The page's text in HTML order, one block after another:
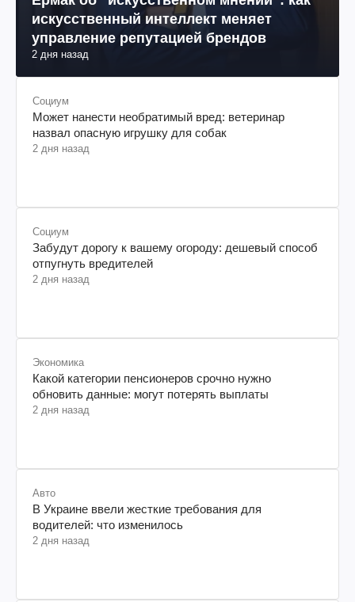
искусственный интеллект меняет
управление репутацией брендов
2 дня назад
Социум
Может нанести необратимый вред: ветеринар
назвал опасную игрушку для собак
2 дня назад
Социум
Забудут дорогу к вашему огороду: дешевый способ
отпугнуть вредителей
2 дня назад
Экономика
Какой категории пенсионеров срочно нужно
обновить данные: могут потерять выплаты
2 дня назад
Авто
В Украине ввели жесткие требования для
водителей: что изменилось
2 дня назад